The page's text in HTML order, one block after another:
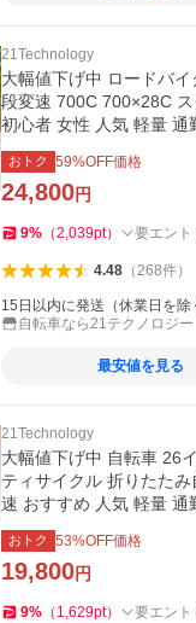
21Technology
大幅値下げ中 ロードバ
段変速 700C 700×28C
初心者 女性 人気 軽量 通
車 安い GT100S
おトク 59%OFF価格
24,800円
9% （2,039pt） 要エント
4.48（268件）
15日以内に発送（休業日を除
自転車なら21テクノロジー
最安値を見る
21Technology
大幅値下げ中 自転車 26
ティサイクル 折りたた
速 おすすめ 人気 軽量 通
MC266
おトク 53%OFF価格
19,800円
9% （ 1,629pt） 要エント